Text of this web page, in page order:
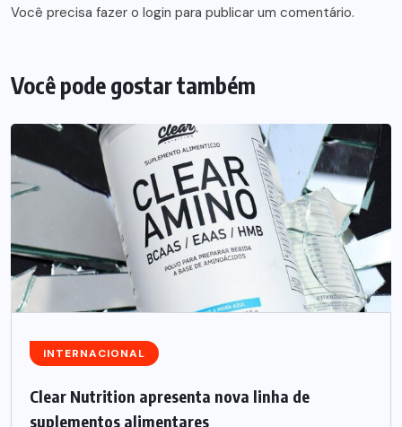
Você precisa fazer o login para publicar um comentário.
Você pode gostar também
INTERNACIONAL
Clear Nutrition apresenta nova linha de
suplementos alimentares